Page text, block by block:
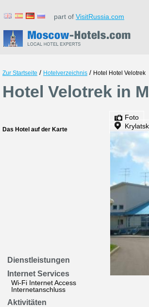
part of VisitRussia.com
Zur Startseite / Hotelverzeichnis / Hotel Hotel Velotrek
Hotel Velotrek in
Das Hotel auf der Karte
Dienstleistungen
Internet Services
Wi-Fi Internet Access
Internetanschluss
Aktivitäten
Foto